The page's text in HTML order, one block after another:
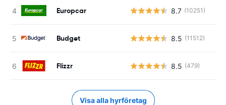
Europcar 8.7 (10251)
Budget 8.5 (11512)
Flizzr 8.5 (479)
Visa alla hyrföretag